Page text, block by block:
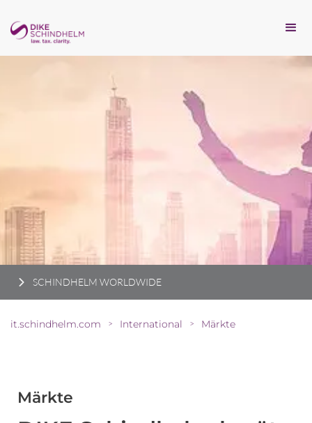
SCHINDHELM WORLDWIDE
it.schindhelm.com > International > Märkte
Märkte